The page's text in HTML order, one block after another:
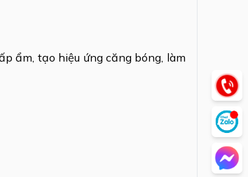
ẩm, tạo hiệu ứng căng bóng, làm